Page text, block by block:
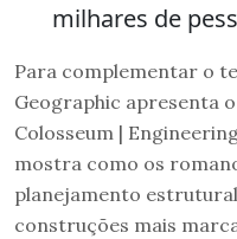
milhares de
Para complementar o
Geographic apresenta o
Colosseum |
mostra como os
planejamento
construções mais